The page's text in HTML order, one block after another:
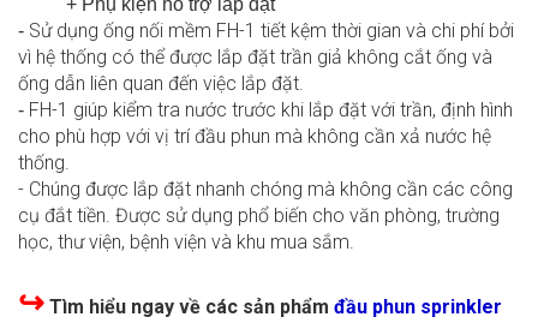
+ Phụ kiện hỗ trợ lắp đặt
- Sử dụng ống nối mềm FH-1 tiết kệm thời gian và chi phí bởi
vì hệ thống có thể được lắp đặt trần giả không cắt ống và
ống dẫn liên quan đến việc lắp đặt.
- FH-1 giúp kiểm tra nước trước khi lắp đặt với trần, định hình
cho phù hợp với vị trí đầu phun mà không cần xả nước hệ
thống.
- Chúng được lắp đặt nhanh chóng mà không cần các công
cụ đắt tiền. Được sử dụng phổ biến cho văn phòng, trường
học, thư viện, bệnh viện và khu mua sắm.
↪ Tìm hiểu ngay về các sản phẩm đầu phun sprinkler